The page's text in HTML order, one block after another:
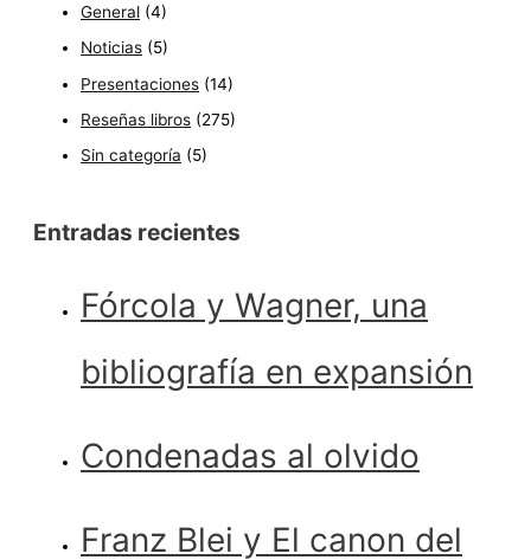
General (4)
Noticias (5)
Presentaciones (14)
Reseñas libros (275)
Sin categoría (5)
Entradas recientes
Fórcola y Wagner, una
bibliografía en expansión
Condenadas al olvido
Franz Blei y El canon del